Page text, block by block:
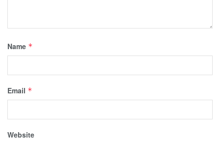
Name *
Email *
Website